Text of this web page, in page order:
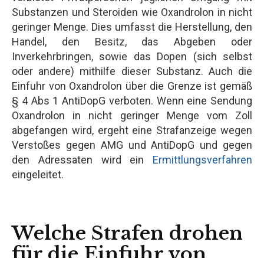
Substanzen und Steroiden wie Oxandrolon in nicht
geringer Menge. Dies umfasst die Herstellung, den
Handel, den Besitz, das Abgeben oder
Inverkehrbringen, sowie das Dopen (sich selbst
oder andere) mithilfe dieser Substanz. Auch die
Einfuhr von Oxandrolon über die Grenze ist gemäß
§ 4 Abs 1 AntiDopG verboten. Wenn eine Sendung
Oxandrolon in nicht geringer Menge vom Zoll
abgefangen wird, ergeht eine Strafanzeige wegen
Verstoßes gegen AMG und AntiDopG und gegen
den Adressaten wird ein Ermittlungsverfahren
eingeleitet.
Welche Strafen drohen